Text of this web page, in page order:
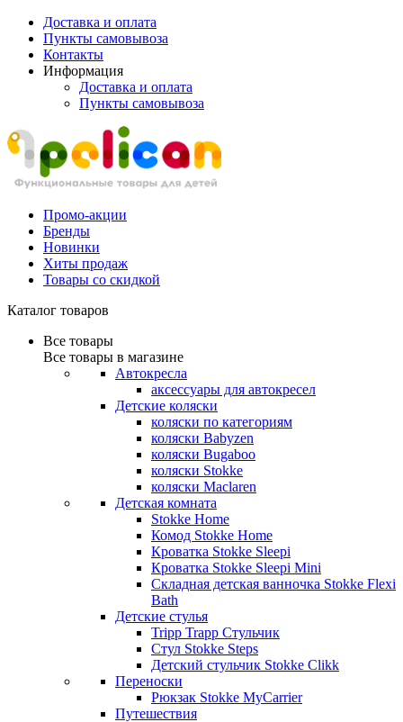
Доставка и оплата
Пункты самовывоза
Контакты
Информация
Доставка и оплата
Пункты самовывоза
Промо-акции
Бренды
Новинки
Хиты продаж
Товары со скидкой
Каталог товаров
Все товары
Все товары в магазине
Автокресла
аксессуары для автокресел
Детские коляски
коляски по категориям
коляски Babyzen
коляски Bugaboo
коляски Stokke
коляски Maclaren
Детская комната
Stokke Home
Комод Stokke Home
Кроватка Stokke Sleepi
Кроватка Stokke Sleepi Mini
Складная детская ванночка Stokke Flexi
Bath
Детские стулья
Tripp Trapp Стульчик
Стул Stokke Steps
Детский стульчик Stokke Clikk
Переноски
Рюкзак Stokke MyCarrier
Путешествия